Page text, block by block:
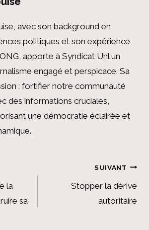
avec son background en
politiques et son expérience
apporte à Syndicat Unl un
engagé et perspicace. Sa
: fortifier notre communauté
des informations cruciales,
une démocratie éclairée et
la
sa
SUIVANT
Stopper la dérive
autoritaire